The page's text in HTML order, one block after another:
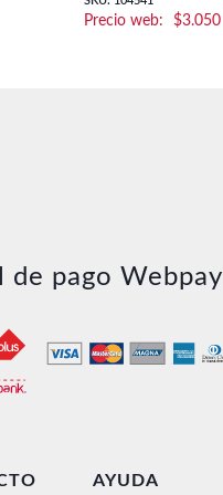
$3.050
de pago Webpay
AYUDA